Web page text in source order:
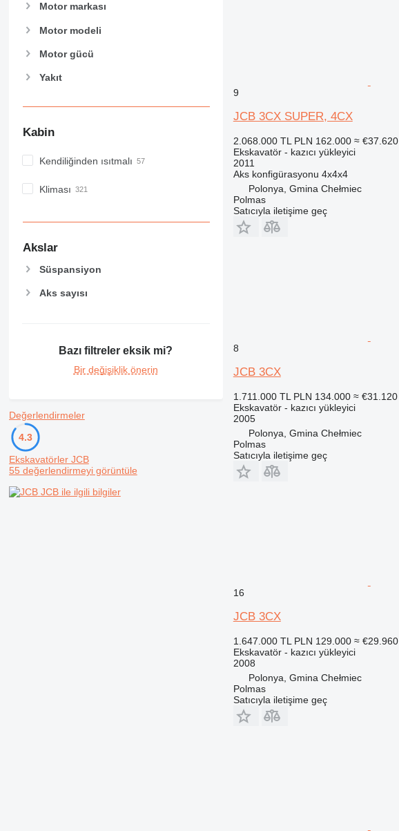
Motor markası
Motor modeli
Motor gücü
Yakıt
Kabin
Kendiliğinden ısıtmalı
Kliması
Akslar
Süspansiyon
Aks sayısı
Bazı filtreler eksik mi?
Bir değişiklik önerin
Değerlendirmeler
4.3
Ekskavatörler JCB
55 değerlendirmeyi görüntüle
JCB ile ilgili bilgiler
9
JCB 3CX SUPER, 4CX
2.068.000 TL PLN 162.000 ≈ €37.620
Ekskavatör - kazıcı yükleyici
2011
Aks konfigürasyonu 4x4x4
Polonya, Gmina Chełmiec
Polmas
Satıcıyla iletişime geç
8
JCB 3CX
1.711.000 TL PLN 134.000 ≈ €31.120
Ekskavatör - kazıcı yükleyici
2005
Polonya, Gmina Chełmiec
Polmas
Satıcıyla iletişime geç
16
JCB 3CX
1.647.000 TL PLN 129.000 ≈ €29.960
Ekskavatör - kazıcı yükleyici
2008
Polonya, Gmina Chełmiec
Polmas
Satıcıyla iletişime geç